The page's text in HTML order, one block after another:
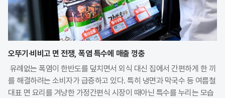
오뚜기·비비고 면 전쟁, 폭염 특수에 매출 껑충
유례없는 폭염이 한반도를 덮치면서 외식 대신 집에서 간편하게 한 끼
를 해결하려는 소비자가 급증하고 있다. 특히 냉면과 막국수 등 여름철
대표 면 요리를 겨냥한 가정간편식 시장이 때아닌 특수를 누리는 모습